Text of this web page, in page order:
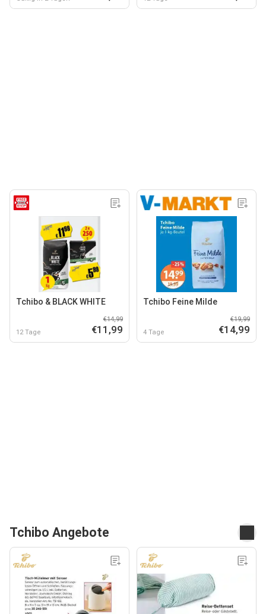
Tchibo & BLACK WHITE
12 Tage
€14,99
€11,99
Tchibo Feine Milde
4 Tage
€19,99
€14,99
Tchibo Angebote